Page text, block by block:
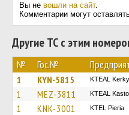
Вы не вошли на сайт.
Комментарии могут
Другие ТС с этим
№ Гос.№
1 KYN-5815 KTEAL
1 MEZ-3811 KTEAL
1 KNK-3001 KTEL Pieria